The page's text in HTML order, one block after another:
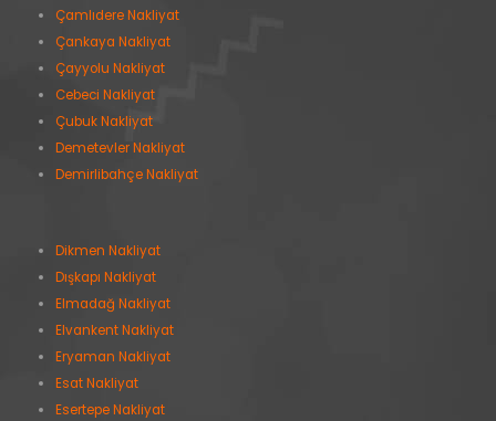
Çamlıdere Nakliyat
Çankaya Nakliyat
Çayyolu Nakliyat
Cebeci Nakliyat
Çubuk Nakliyat
Demetevler Nakliyat
Demirlibahçe Nakliyat
Dikmen Nakliyat
Dışkapı Nakliyat
Elmadağ Nakliyat
Elvankent Nakliyat
Eryaman Nakliyat
Esat Nakliyat
Esertepe Nakliyat